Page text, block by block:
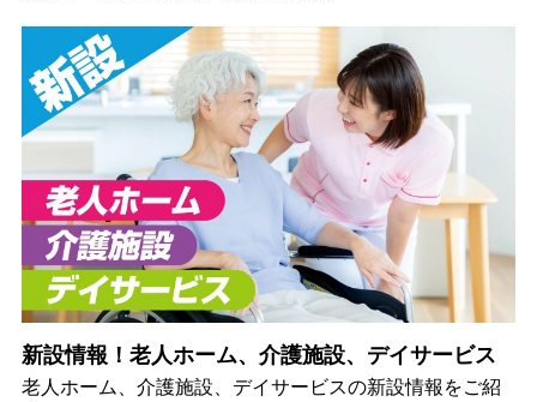
新設情報！老人ホーム、介護施設、デイサービス
老人ホーム、介護施設、デイサービスの新設情報をご紹